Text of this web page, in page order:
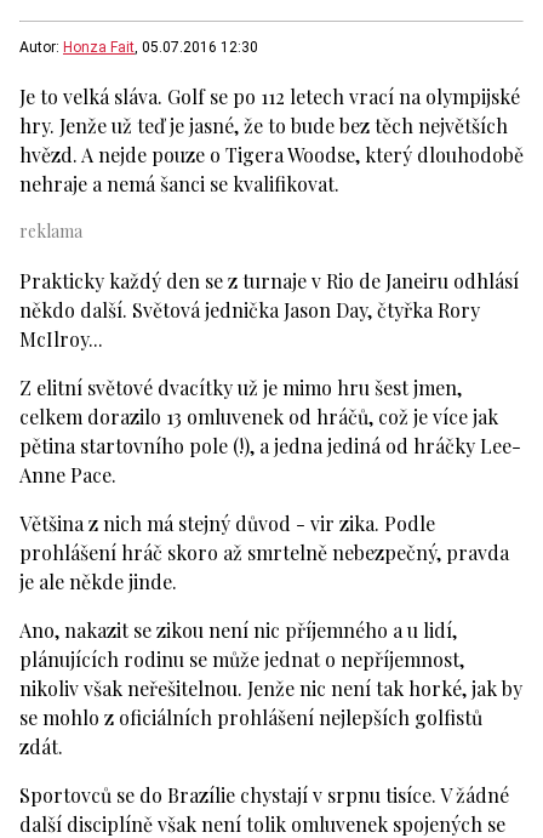
Autor: Honza Fait, 05.07.2016 12:30
Je to velká sláva. Golf se po 112 letech vrací na olympijské
hry. Jenže už teď je jasné, že to bude bez těch největších
hvězd. A nejde pouze o Tigera Woodse, který dlouhodobě
nehraje a nemá šanci se kvalifikovat.
Prakticky každý den se z turnaje v Rio de Janeiru odhlásí
někdo další. Světová jednička Jason Day, čtyřka Rory
McIlroy...
Z elitní světové dvacítky už je mimo hru šest jmen,
celkem dorazilo 13 omluvenek od hráčů, což je více jak
pětina startovního pole (!), a jedna jediná od hráčky Lee-
Anne Pace.
Většina z nich má stejný důvod - vir zika. Podle
prohlášení hráč skoro až smrtelně nebezpečný, pravda
je ale někde jinde.
Ano, nakazit se zikou není nic příjemného a u lidí,
plánujících rodinu se může jednat o nepříjemnost,
nikoliv však neřešitelnou. Jenže nic není tak horké, jak by
se mohlo z oficiálních prohlášení nejlepších golfistů
zdát.
Sportovců se do Brazílie chystají v srpnu tisíce. V žádné
další disciplíně však není tolik omluvenek spojených se